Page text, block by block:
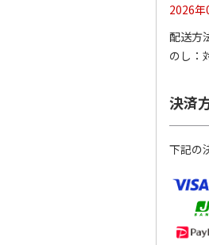
【グ
円…
2026
配送方
のし
決済
下記の